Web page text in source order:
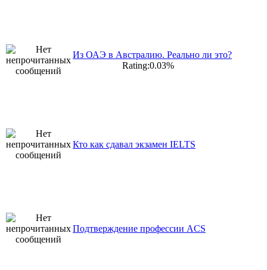
Из ОАЭ в Австралию. Реально ли это?
Rating:0.03%
Кто как сдавал экзамен IELTS
Подтверждение профессии ACS